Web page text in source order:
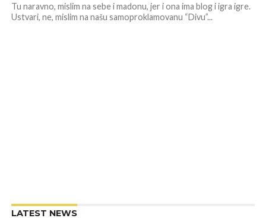
Tu naravno, mislim na sebe i madonu, jer i ona ima blog i igra igre.
Ustvari, ne, mislim na našu samoproklamovanu “Divu”...
LATEST NEWS